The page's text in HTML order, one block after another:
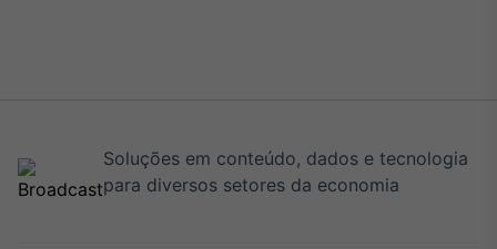
Tokenização
de ativos
Soluções em conteúdo, dados e tecnologia
para diversos setores da economia